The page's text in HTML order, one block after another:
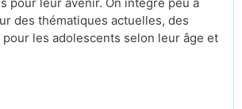
des thématiques actuelles, des
les adolescents selon leur âge et